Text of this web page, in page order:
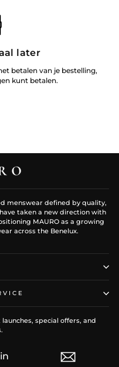
later
betalen van je bestelling,
kunt betalen.
menswear defined by quality,
taken a new direction with
MAURO as a growing
across the Benelux.
special offers, and